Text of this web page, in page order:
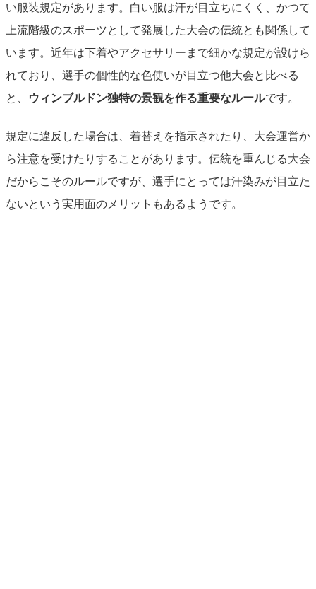
い服装規定があります。白い服は汗が目立ちにくく、かつて
上流階級のスポーツとして発展した大会の伝統とも関係して
います。近年は下着やアクセサリーまで細かな規定が設けら
れており、選手の個性的な色使いが目立つ他大会と比べる
と、
ウィンブルドン独特の景観を作る重要なルールです。
規定に違反した場合は、着替えを指示されたり、大会運営か
ら注意を受けたりすることがあります。伝統を重んじる大会
だからこそのルールですが、選手にとっては汗染みが目立た
ないという実用面のメリットもあるようです。